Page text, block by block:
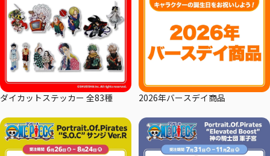
ダイカットステッカー 全83種 2026年バースデイ商品